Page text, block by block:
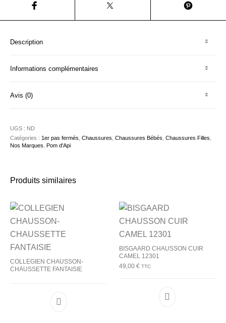
Description
Informations complémentaires
Avis (0)
UGS : ND
Catégories : 1er pas fermés ,Chaussures ,Chaussures Bébés ,Chaussures Filles
Nos Marques ,Pom d'Api
Produits similaires
COLLEGIEN CHAUSSON-
CHAUSSETTE FANTAISIE
BISGAARD CHAUSSON CUIR
CAMEL 12301
49,00 € TTC
Ce produit a